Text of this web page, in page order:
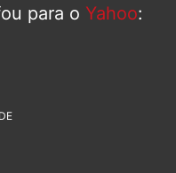
para o Yahoo: